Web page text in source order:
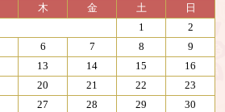
木 金 土
日
1
2
6 7 8
9
13 14 15
16
20 21 22
23
27 28 29
30